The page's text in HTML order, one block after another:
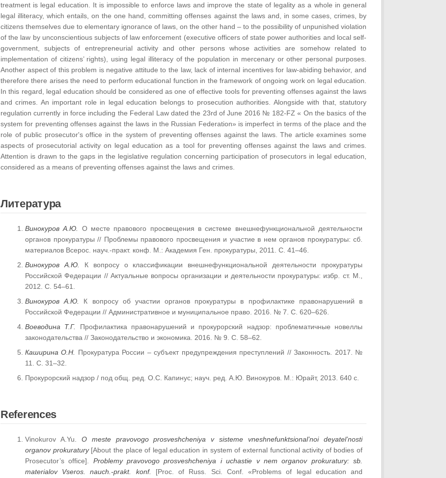
treatment is legal education. It is impossible to enforce laws and improve the state of legality as a whole in general
legal illiteracy, which entails, on the one hand, committing offenses against the laws and, in some cases, crimes, by
citizens themselves due to elementary ignorance of laws, on the other hand – to the possibility of unpunished violation
of the law by unconscientious subjects of law enforcement (executive officers of state power authorities and local self-
government, subjects of entrepreneurial activity and other persons whose activities are somehow related to
implementation of citizens’ rights), using legal illiteracy of the population in mercenary or other personal purposes.
Another aspect of this problem is negative attitude to the law, lack of internal incentives for law-abiding behavior, and
therefore there arises the need to perform educational function in the framework of ongoing work on legal education.
In this regard, legal education should be considered as one of effective tools for preventing offenses against the laws
and crimes. An important role in legal education belongs to prosecution authorities. Alongside with that, statutory
regulation currently in force including the Federal Law dated the 23rd of June 2016 № 182-FZ « On the basics of the
system for preventing offenses against the laws in the Russian Federation» is imperfect in terms of the place and the
role of public prosecutor's office in the system of preventing offenses against the laws. The article examines some
aspects of prosecutorial activity on legal education as a tool for preventing offenses against the laws and crimes.
Attention is drawn to the gaps in the legislative regulation concerning participation of prosecutors in legal education,
considered as a means of preventing offenses against the laws and crimes.
Литература
Винокуров А.Ю.
О месте правового просвещения в системе внешнефункциональной деятельности
органов прокуратуры // Проблемы правового просвещения и участие в нем органов прокуратуры: cб.
материалов Всерос. науч.-практ. конф. М.: Академия Ген. прокуратуры, 2011. C. 41–46.
Винокуров А.Ю.
К вопросу о классификации внешнефункциональной деятельности прокуратуры
Российской Федерации // Актуальные вопросы организации и деятельности прокуратуры: избр. ст. М.,
2012. C. 54–61.
Винокуров А.Ю.
К вопросу об участии органов прокуратуры в профилактике правонарушений в
Российской Федерации // Административное и муниципальное право. 2016. № 7. C. 620–626.
Воеводина Т.Г.
Профилактика правонарушений и прокурорский надзор: проблематичные новеллы
законодательства // Законодательство и экономика. 2016. № 9. С. 58–62.
Каширина О.Н.
Прокуратура России – субъект предупреждения преступлений // Законность. 2017. №
11. С. 31–32.
Прокурорский надзор / под общ. ред. О.С. Капинус; науч. ред. А.Ю. Винокуров. М.: Юрайт, 2013. 640 с.
References
Vinokurov A.Yu. O meste pravovogo prosveshcheniya v sisteme vneshnefunktsional’noi deyatel’nosti
organov prokuratury[About the place of legal education in system of external functional activity of bodies of
Prosecutor’s office]. Problemy pravovogo prosveshcheniya i uchastie v nem organov prokuratury: sb.
materialov Vseros. nauch.-prakt. konf.
[Proc. of Russ. Sci. Conf. «Problems of legal education and